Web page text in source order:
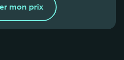
mon prix